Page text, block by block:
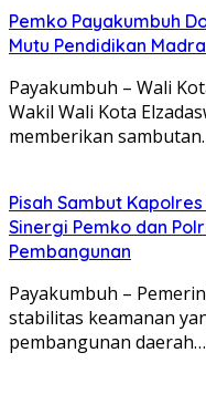
Pemko Payakumbuh
Mutu Pendidikan
Payakumbuh – Wali
Wakil Wali Kota
memberikan
Pisah Sambut
Sinergi Pemko dan
Pembangunan
Payakumbuh –
stabilitas keamanan
pembangunan daerah…